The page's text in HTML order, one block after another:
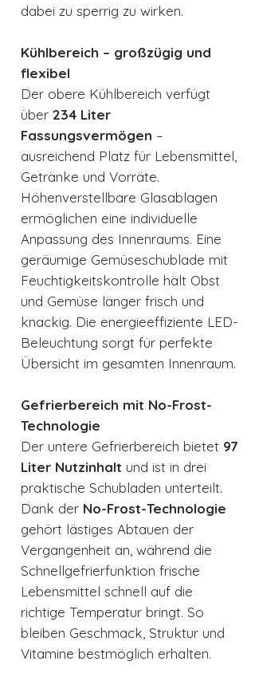
dabei zu sperrig zu wirken.
Kühlbereich – großzügig und
flexibel
Der obere Kühlbereich verfügt
über 234 Liter
Fassungsvermögen –
ausreichend Platz für Lebensmittel,
Getränke und Vorräte.
Höhenverstellbare Glasablagen
ermöglichen eine individuelle
Anpassung des Innenraums. Eine
geräumige Gemüseschublade mit
Feuchtigkeitskontrolle hält Obst
und Gemüse länger frisch und
knackig. Die energieeffiziente LED-
Beleuchtung sorgt für perfekte
Übersicht im gesamten Innenraum.
Gefrierbereich mit No-Frost-
Technologie
Der untere Gefrierbereich bietet 97
Liter Nutzinhalt und ist in drei
praktische Schubladen unterteilt.
Dank der No-Frost-Technologie
gehört lästiges Abtauen der
Vergangenheit an, während die
Schnellgefrierfunktion frische
Lebensmittel schnell auf die
richtige Temperatur bringt. So
bleiben Geschmack, Struktur und
Vitamine bestmöglich erhalten.